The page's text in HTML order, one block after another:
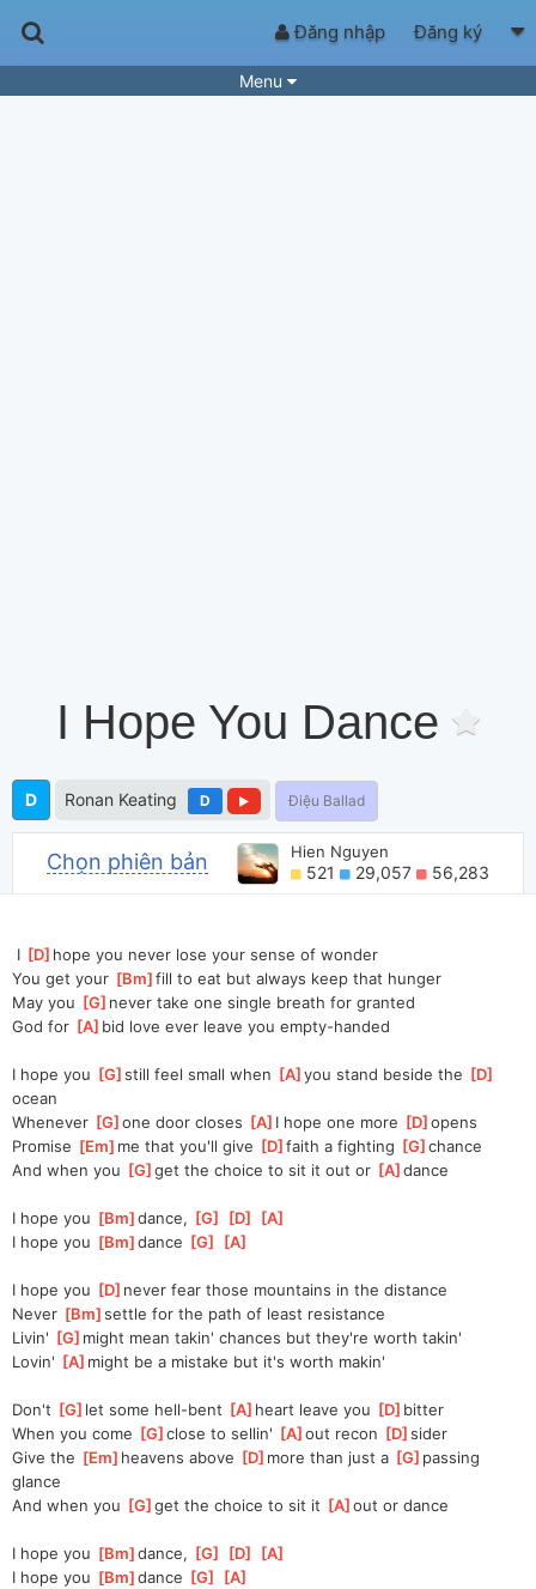
Đăng nhập Đăng ký
Menu
I Hope You Dance
D Ronan Keating D Điệu Ballad
Chọn phiên bản Hien Nguyen
521 29,057 56,283
I [D ]hope you never lose your sense of wonder
You get your [Bm ]
fill to eat but always keep that hunger
May you [G ]never take one single breath for granted
God for [A ]bid love ever leave you empty-handed
I hope you [G ]
still feel small when [A ]
you stand beside the [D
ocean
Whenever [G ]
one door closes [A ]I hope one more [D ]
opens
Promise [Em ]me that you'll give [D ]
faith a fighting [G ]
chance
And when you [G ]
get the choice to sit it out or [A ]
dance
I hope you [Bm ]
dance, [G [D [A
I hope you [Bm ]
dance [G [A
I hope you [D ]never fear those mountains in the distance
Never [Bm ]
settle for the path of least resistance
Livin' [G ]might mean takin' chances but they're worth takin'
Lovin' [A ]might be a mistake but it's worth makin'
Don't [G ]let some hell-bent [A ]heart leave you [D ]bitter
When you come [G ]
close to sellin' [A ]
out recon [D ]
sider
Give the [Em ]heavens above [D ]more than just a [G ]passing
glance
And when you [G ]
get the choice to sit it [A ]
out or dance
I hope you [Bm ]
dance, [G [D [A
I hope you [Bm ]
dance [G [A